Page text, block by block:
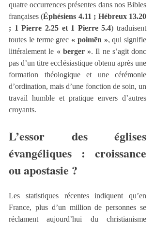
quatre occurrences présentes dans nos Bibles
françaises (Éphésiens 4.11 ; Hébreux 13.20
; 1 Pierre 2.25 et 1 Pierre 5.4) traduisent
toutes le terme grec « poimēn », qui signifie
littéralement le « berger ». Il ne s’agit donc
pas d’un titre ecclésiastique obtenu après une
formation théologique et une cérémonie
d’ordination, mais d’une fonction de soin, un
travail humble et pratique envers d’autres
croyants.
L’essor des églises
évangéliques : croissance
ou apostasie ?
Les statistiques récentes indiquent qu’en
France, plus d’un million de personnes se
réclament aujourd’hui du christianisme